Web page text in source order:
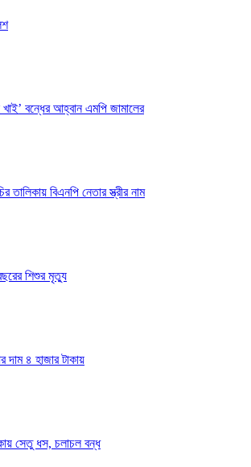
খাই’ বন্ধের আহ্বান এমপি জামালের
তালিকায় বিএনপি নেতার স্ত্রীর নাম
শিশুর মৃত্যু
দাম ৪ হাজার টাকায়
সেতু ধস, চলাচল বন্ধ